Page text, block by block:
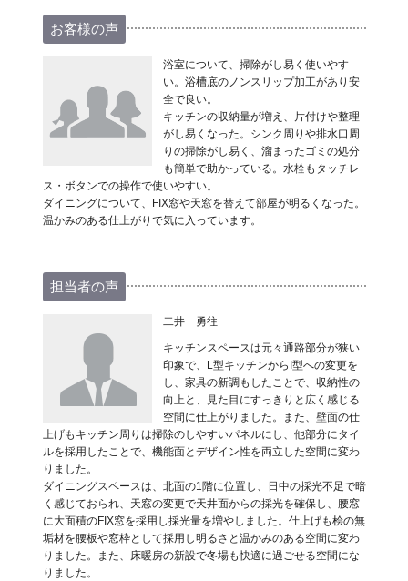
お客様の声
浴室について、掃除がし易く使いやす
い。浴槽底のノンスリップ加工があり安
全で良い。
キッチンの収納量が増え、片付けや整理
がし易くなった。シンク周りや排水口周
りの掃除がし易く、溜まったゴミの処分
も簡単で助かっている。水栓もタッチレ
ス・ボタンでの操作で使いやすい。
ダイニングについて、FIX窓や天窓を替えて部屋が明るくなった。
温かみのある仕上がりで気に入っています。
担当者の声
二井 勇往
キッチンスペースは元々通路部分が狭い
印象で、L型キッチンからI型への変更を
し、家具の新調もしたことで、収納性の
向上と、見た目にすっきりと広く感じる
空間に仕上がりました。また、壁面の仕
上げもキッチン周りは掃除のしやすいパネルにし、他部分にタイ
ルを採用したことで、機能面とデザイン性を両立した空間に変わ
りました。
ダイニングスペースは、北面の1階に位置し、日中の採光不足で暗
く感じておられ、天窓の変更で天井面からの採光を確保し、腰窓
に大面積のFIX窓を採用し採光量を増やしました。仕上げも桧の無
垢材を腰板や窓枠として採用し明るさと温かみのある空間に変わ
りました。また、床暖房の新設で冬場も快適に過ごせる空間にな
りました。